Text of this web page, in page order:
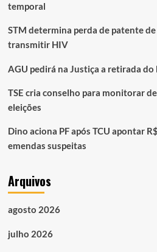
temporal
STM determina perda de patente
transmitir HIV
AGU pedirá na Justiça a retirada do
TSE cria conselho para monitorar
eleições
Dino aciona PF após TCU apontar
emendas suspeitas
Arquivos
agosto 2026
julho 2026